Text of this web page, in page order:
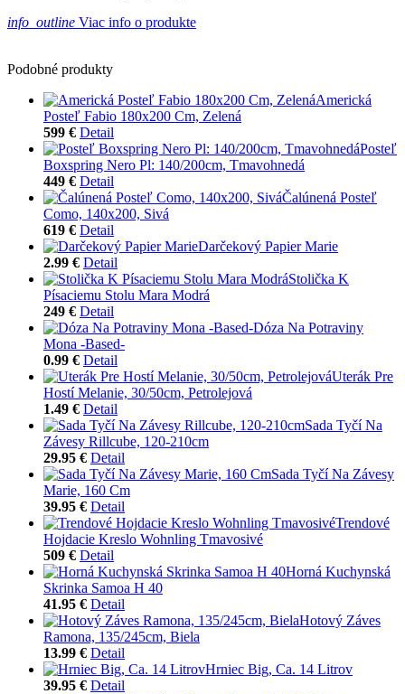
info_outline Viac info o produkte
Podobné produkty
Americká
Posteľ Fabio 180x200 Cm, Zelená
599 € Detail
Posteľ
Boxspring Nero Pl: 140/200cm, Tmavohnedá
449 € Detail
Čalúnená Posteľ
Como, 140x200, Sivá
619 € Detail
Darčekový Papier Marie
2.99 € Detail
Stolička K
Písaciemu Stolu Mara Modrá
249 € Detail
Dóza Na Potraviny
Mona -Based-
0.99 € Detail
Uterák Pre
Hostí Melanie, 30/50cm, Petrolejová
1.49 € Detail
Sada Tyčí Na
Závesy Rillcube, 120-210cm
29.95 € Detail
Sada Tyčí Na Závesy
Marie, 160 Cm
39.95 € Detail
Trendové
Hojdacie Kreslo Wohnling Tmavosivé
509 € Detail
Horná Kuchynská
Skrinka Samoa H 40
41.95 € Detail
Hotový Záves
Ramona, 135/245cm, Biela
13.99 € Detail
Hrniec Big, Ca. 14 Litrov
39.95 € Detail